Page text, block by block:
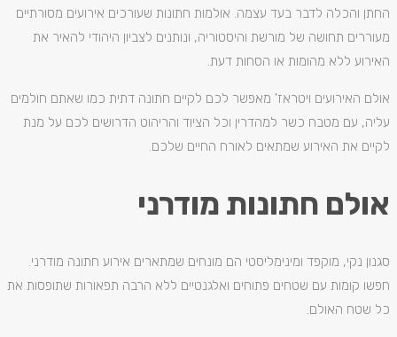
החתן והכלה לדבר בעד עצמה. אולמות חתונות שעורכים אירועים מסורתיים
מעוררים תחושה של מורשת והיסטוריה, ונותנים לצביון היהודי להאיר את
האירוע ללא מהומות או הסחות דעת.
אולם האירועים ויטראז' מאפשר לכם לקיים חתונה דתית כמו שאתם חולמים
עליה, עם מטבח כשר למהדרין וכל הציוד והריהוט הדרושים לכם על מנת
לקיים את האירוע שמתאים לאורח החיים שלכם.
אולם חתונות מודרני
סגנון נקי, מוקפד ומינימליסטי הם מונחים שמתארים אירוע חתונה מודרני.
חפשו קומות עם שטחים פתוחים ואלגנטיים ללא הרבה תפאורות שתופסות את
כל שטח האולם.